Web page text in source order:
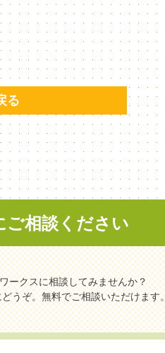
る
ご相談ください
ークスに相談してみませんか？
うぞ。無料でご相談いただけます